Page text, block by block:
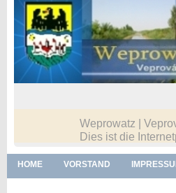
Weprowatz |
Dies ist die
HOME VORSTAND